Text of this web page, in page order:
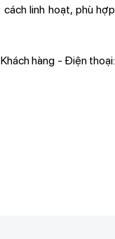
linh hoạt, phù hợp
hàng - Điện thoại: